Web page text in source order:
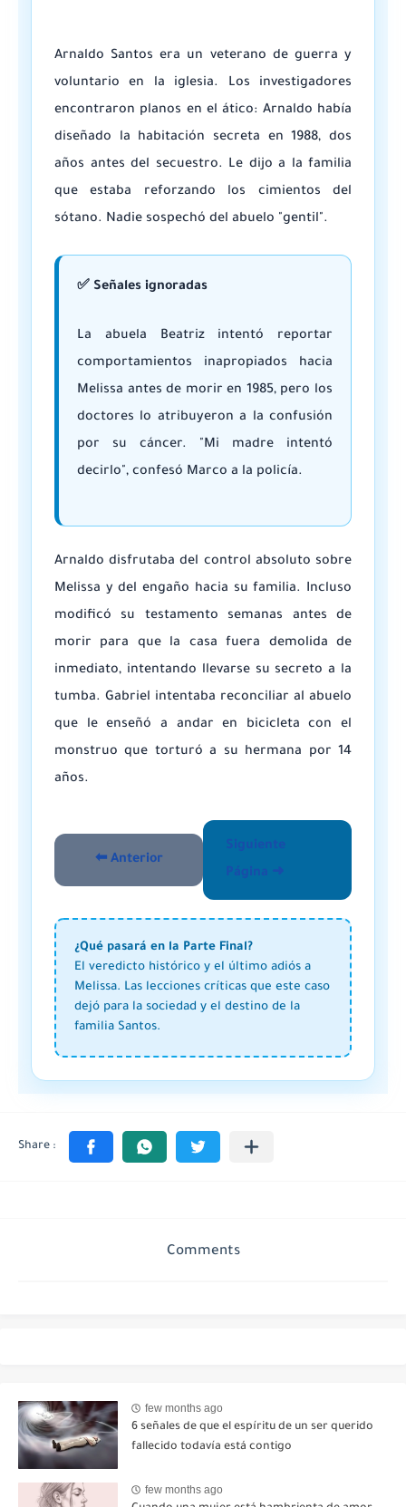
Arnaldo Santos era un veterano de guerra y
voluntario en la iglesia. Los investigadores
encontraron planos en el ático: Arnaldo había
diseñado la habitación secreta en 1988, dos
años antes del secuestro. Le dijo a la familia
que estaba reforzando los cimientos del
sótano. Nadie sospechó del abuelo "gentil".
✅ Señales ignoradas
La abuela Beatriz intentó reportar
comportamientos inapropiados hacia
Melissa antes de morir en 1985, pero los
doctores lo atribuyeron a la confusión
por su cáncer. "Mi madre intentó
decirlo", confesó Marco a la policía.
Arnaldo disfrutaba del control absoluto sobre
Melissa y del engaño hacia su familia. Incluso
modificó su testamento semanas antes de
morir para que la casa fuera demolida de
inmediato, intentando llevarse su secreto a la
tumba. Gabriel intentaba reconciliar al abuelo
que le enseñó a andar en bicicleta con el
monstruo que torturó a su hermana por 14
años.
⬅ Anterior
Siguiente
Página ➜
¿Qué pasará en la Parte Final?
El veredicto histórico y el último adiós a
Melissa. Las lecciones críticas que este caso
dejó para la sociedad y el destino de la
familia Santos.
Comments
few months ago
6 señales de que el espíritu de un ser querido
fallecido todavía está contigo
few months ago